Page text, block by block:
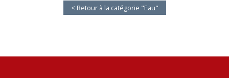
< Retour à la catégorie "Eau"